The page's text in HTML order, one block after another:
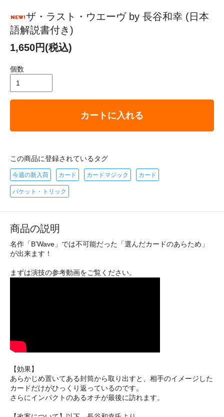
ザ・ラスト・ウエーヴ by 長谷和幸 (日本
語解説書付き)
1,650円(税込)
個数
カートに入れる
この商品に登録されているタグ
今週の新入荷 カード カードマジック カード
パケット・トリック
商品の説明
名作「B’Wave」では不可能だった「選んだカードのあらため」
が出来ます！
まずは演技の参考動画をご覧ください。
【効果】
あらかじめ置いてある封筒から取り出すと、相手のイメージした
カードだけがひっくり返っているのです。
さらにインパクトのあるオチが最後に訪れます。